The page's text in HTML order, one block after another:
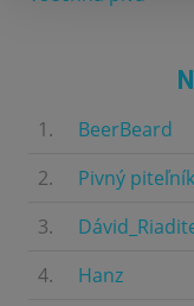
1. BeerBeard
2.
Pivný piteľník
3.
4.
Hanz